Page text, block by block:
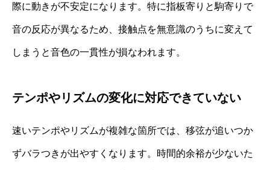
際に動きが不安定になります。特に指板寄りと駒寄りで
音の反応が異なるため、接触点を無意識のうちに変えて
しまうと音色の一貫性が損なわれます。
テンポやリズムの変化に対応できていない
速いテンポやリズムが複雑な箇所では、移弦が追いつか
ずバラつきが出やすくなります。時間的余裕が少ないた